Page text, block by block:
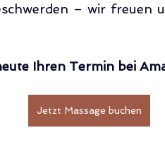
– wir freuen
Ihren Termin bei
Jetzt Massage buchen